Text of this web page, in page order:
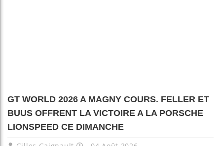
GT WORLD 2026 A MAGNY COURS. FELLER ET
BUUS OFFRENT LA VICTOIRE A LA PORSCHE
LIONSPEED CE DIMANCHE